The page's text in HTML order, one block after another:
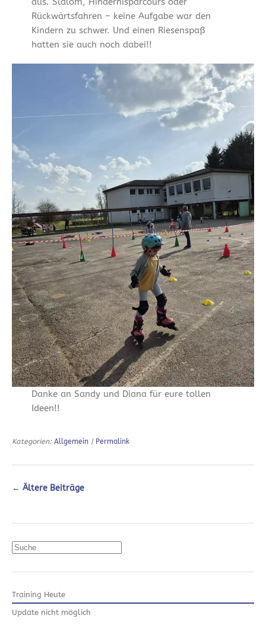
Rückwärtsfahren – keine Aufgabe war den
Kindern zu schwer. Und einen Riesenspaß
hatten sie auch noch dabei!!
Danke an Sandy und Diana für eure tollen
Ideen!!
Kategorien: Allgemein | Permalink
← Ältere Beiträge
Suchen
Training Heute
Update nicht möglich